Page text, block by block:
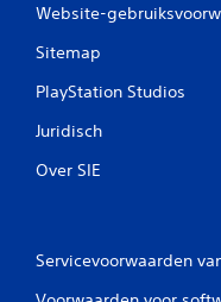
Website-
Sitemap
PlayStation Studios
Juridisch
Over SIE
Servicevoorwaarden